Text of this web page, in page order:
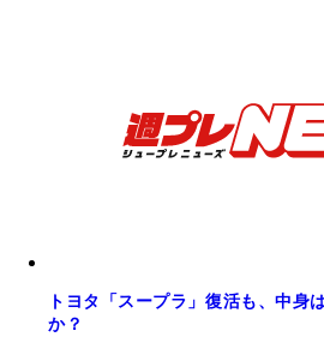
トヨタ「スープラ」復活も、中身
か？